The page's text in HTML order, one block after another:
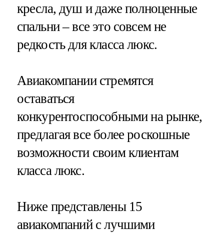
кресла, душ и даже полноценные
спальни – все это совсем не
редкость для класса люкс.
Авиакомпании стремятся
оставаться
конкурентоспособными на рынке,
предлагая все более роскошные
возможности своим клиентам
класса люкс.
Ниже представлены 15
авиакомпаний с лучшими